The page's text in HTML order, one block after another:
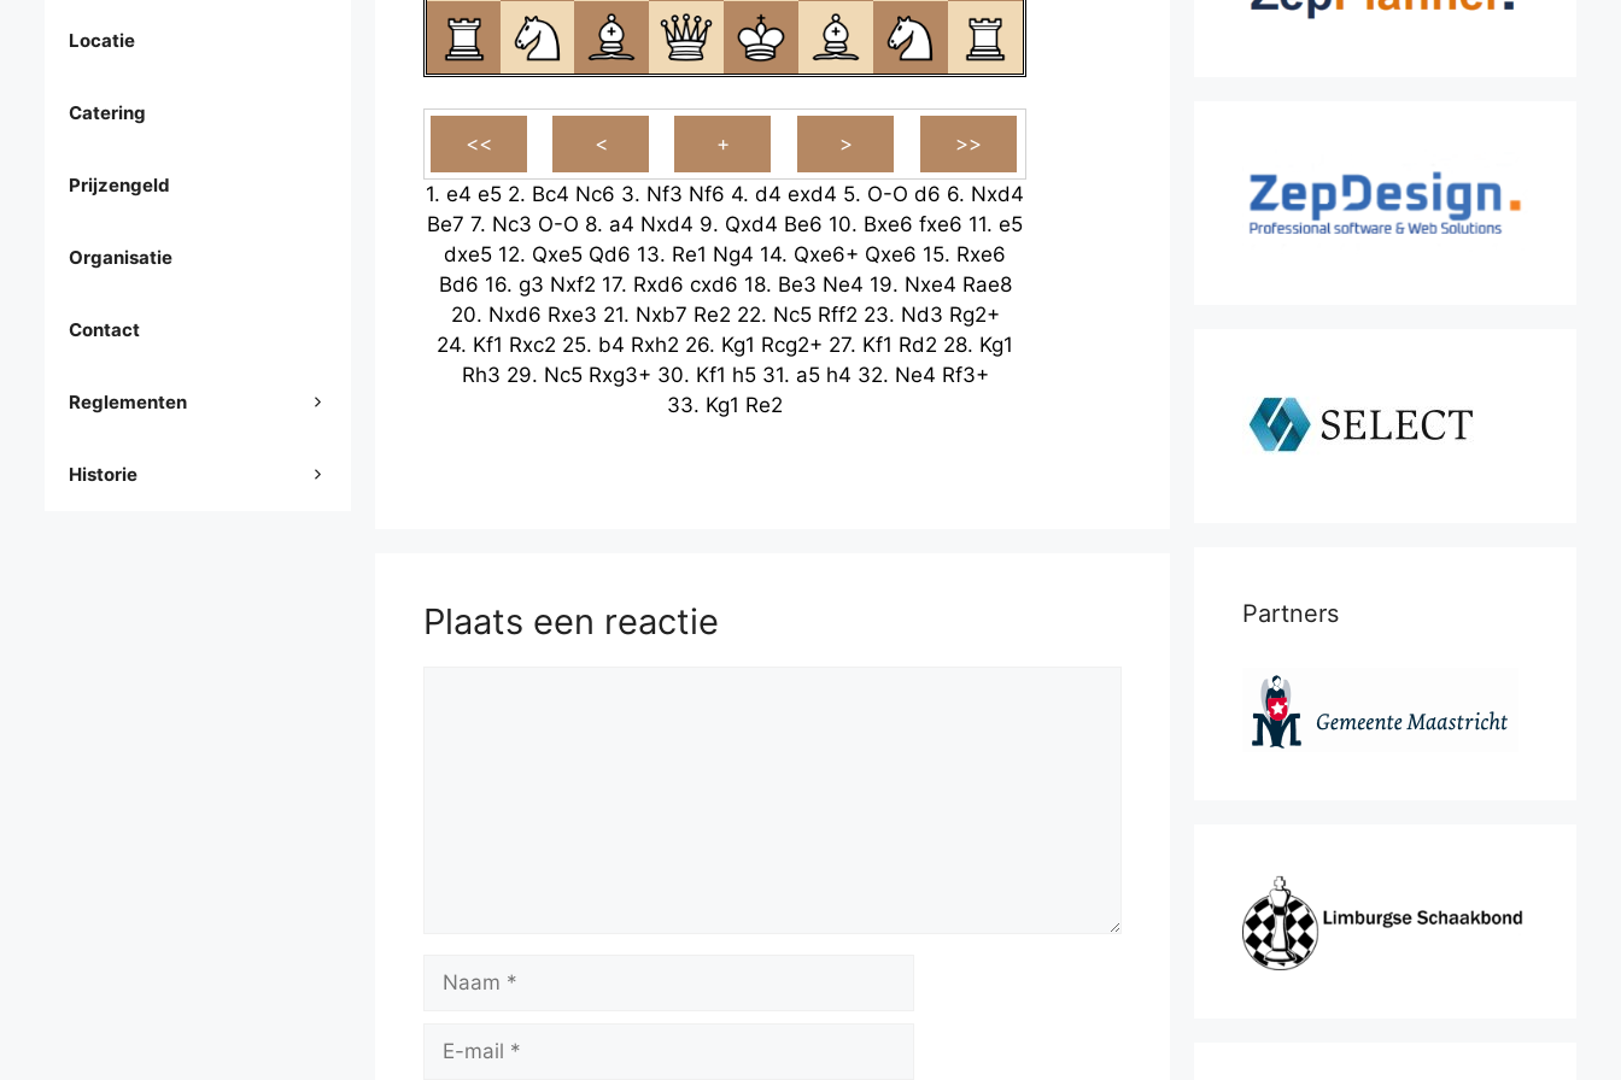
1. e4 e5 2. Bc4 Nc6 3. Nf3 Nf6 4. d4 exd4 5. O-O d6 6. Nxd4
Be7 7. Nc3 O-O 8. a4 Nxd4 9. Qxd4 Be6 10. Bxe6 fxe6 11. e5
dxe5 12. Qxe5 Qd6 13. Re1 Ng4 14. Qxe6+ Qxe6 15. Rxe6
Bd6 16. g3 Nxf2 17. Rxd6 cxd6 18. Be3 Ne4 19. Nxe4 Rae8
20. Nxd6 Rxe3 21. Nxb7 Re2 22. Nc5 Rff2 23. Nd3 Rg2+
24. Kf1 Rxc2 25. b4 Rxh2 26. Kg1 Rcg2+ 27. Kf1 Rd2 28. Kg1
Rh3 29. Nc5 Rxg3+ 30. Kf1 h5 31. a5 h4 32. Ne4 Rf3+
33. Kg1 Re2
Plaats een reactie
mail
Locatie
Catering
Prijzengeld
Organisatie
Contact
Reglementen
Historie
Partners